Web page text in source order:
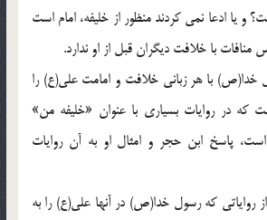
و يا ادعا نمى كردند منظور از خليفه، امام است
منافات با خلافت ديگران قبل از او ندارد.
با هر زبانى خلافت و امامت على(ع) را
كه در روايات بسيارى با عنوان «خليفه من»
پاسخ ابن حجر و امثال او به آن روايات
رواياتى كه رسول خدا(ص) در آنها على(ع) را به